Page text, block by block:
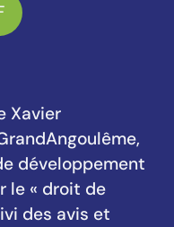
Xavier
développement
le « droit de
des avis et